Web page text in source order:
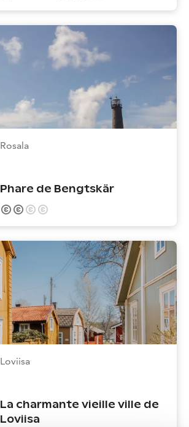
Rosala
Phare de Bengtskär
Loviisa
La charmante vieille ville de
Loviisa